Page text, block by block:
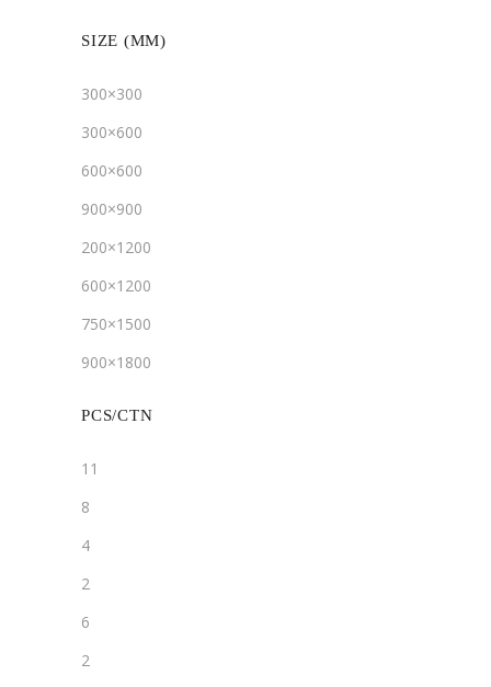
SIZE (MM)
300×300
300×600
600×600
900×900
200×1200
600×1200
750×1500
900×1800
PCS/CTN
11
8
4
2
6
2